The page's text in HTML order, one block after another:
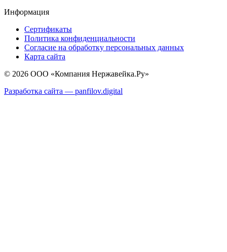
Информация
Сертификаты
Политика конфиденциальности
Согласие на обработку персональных данных
Карта сайта
© 2026 ООО «Компания Нержавейка.Ру»
Разработка сайта — panfilov.digital